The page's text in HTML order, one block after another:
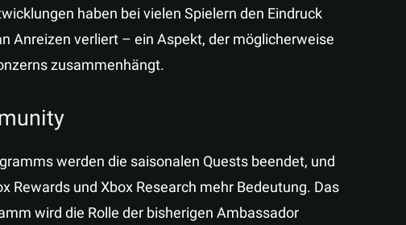
haben bei vielen Spielern den Eindruck
Anreizen verliert – ein Aspekt, der möglicherweise
zusammenhängt.
werden die saisonalen Quests beendet, und
Rewards und Xbox Research mehr Bedeutung. Das
wird die Rolle der bisherigen Ambassador